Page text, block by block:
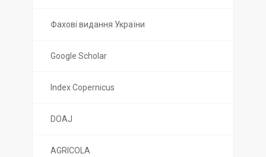
Фахові видання України
Google Scholar
Index Copernicus
DOAJ
AGRICOLA